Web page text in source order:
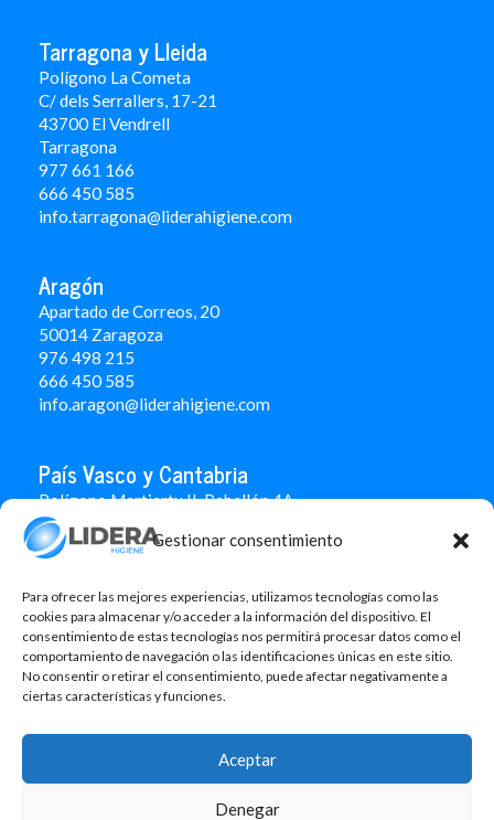
Gestionar consentimiento
Para ofrecer las mejores experiencias, utilizamos tecnologías como las
cookies para almacenar y/o acceder a la información del dispositivo. El
consentimiento de estas tecnologías nos permitirá procesar datos como el
comportamiento de navegación o las identificaciones únicas en este sitio.
No consentir o retirar el consentimiento, puede afectar negativamente a
ciertas características y funciones.
Aceptar
Denegar
Tarragona y Lleida
Polígono La Cometa
C/ dels Serrallers, 17-21
43700 El Vendrell
Tarragona
977 661 166
666 450 585
info.tarragona@liderahigiene.com
Aragón
Apartado de Correos, 20
50014 Zaragoza
976 498 215
666 450 585
info.aragon@liderahigiene.com
País Vasco y Cantabria
Polígono Martiartu II. Pabellón 4A
48480 Arrigorriaga
Bizkaia
666 451 184
info.paisvasco@liderahigiene.com
Linked In